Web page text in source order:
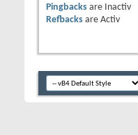
Pingbacks are
Inactiv
Refbacks are Activ